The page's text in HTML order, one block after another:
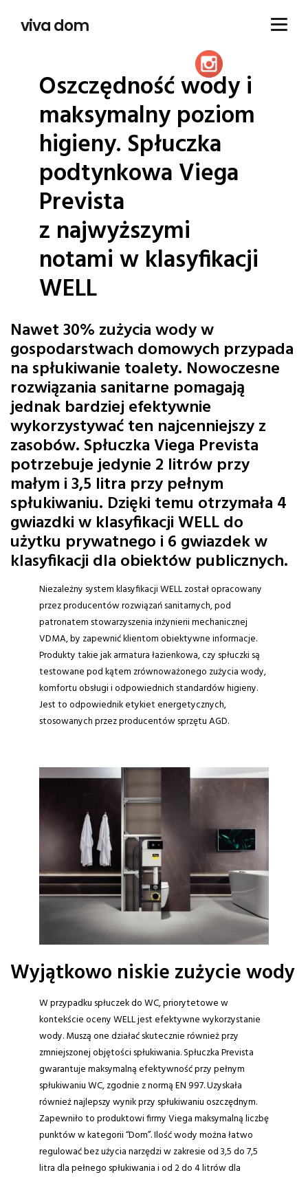
viva dom
Oszczędność wody i
maksymalny poziom
higieny. Spłuczka
podtynkowa Viega
Prevista
z najwyższymi
notami w klasyfikacji
WELL
Nawet 30% zużycia wody w
gospodarstwach domowych przypada
na spłukiwanie toalety. Nowoczesne
rozwiązania sanitarne pomagają
jednak bardziej efektywnie
wykorzystywać ten najcenniejszy z
zasobów. Spłuczka Viega Prevista
potrzebuje jedynie 2 litrów przy
małym i 3,5 litra przy pełnym
spłukiwaniu. Dzięki temu otrzymała 4
gwiazdki w klasyfikacji WELL do
użytku prywatnego i 6 gwiazdek w
klasyfikacji dla obiektów publicznych.
Niezależny system klasyfikacji WELL został opracowany
przez producentów rozwiązań sanitarnych, pod
patronatem stowarzyszenia inżynierii mechanicznej
VDMA, by zapewnić klientom obiektywne informacje.
Produkty takie jak armatura łazienkowa, czy spłuczki są
testowane pod kątem zrównoważonego zużycia wody,
komfortu obsługi i odpowiednich standardów higieny.
Jest to odpowiednik etykiet energetycznych,
stosowanych przez producentów sprzętu AGD.
Wyjątkowo niskie zużycie wody
W przypadku spłuczek do WC, priorytetowe w
kontekście oceny WELL jest efektywne wykorzystanie
wody. Muszą one działać skutecznie również przy
zmniejszonej objętości spłukiwania. Spłuczka Prevista
gwarantuje maksymalną efektywność przy pełnym
spłukiwaniu WC, zgodnie z normą EN 997. Uzyskała
również najlepszy wynik przy spłukiwaniu oszczędnym.
Zapewniło to produktowi firmy Viega maksymalną liczbę
punktów w kategorii “Dom”. Ilość wody można łatwo
regulować bez użycia narzędzi w zakresie od 3,5 do 7,5
litra dla pełnego spłukiwania i od 2 do 4 litrów dla